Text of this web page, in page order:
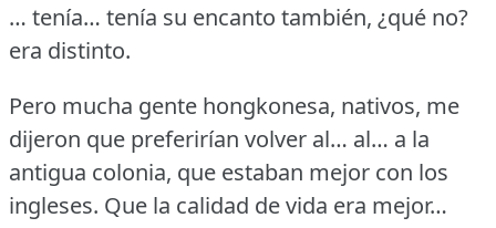
… tenía… tenía su encanto también, ¿qué no?
era distinto.
Pero mucha gente hongkonesa, nativos, me
dijeron que preferirían volver al… al… a la
antigua colonia, que estaban mejor con los
ingleses. Que la calidad de vida era mejor…